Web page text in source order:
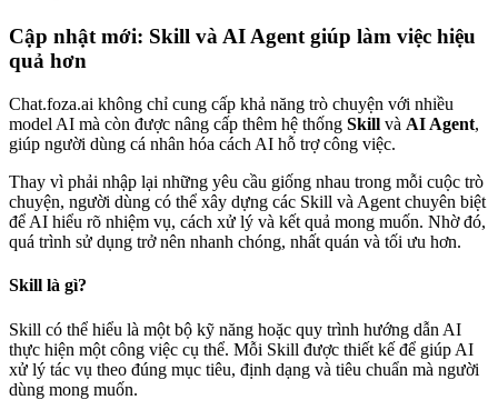
Cập nhật mới: Skill và AI Agent giúp làm việc hiệu
quả hơn
Chat.foza.ai không chỉ cung cấp khả năng trò chuyện với nhiều
model AI mà còn được nâng cấp thêm hệ thống Skill và AI Agent,
giúp người dùng cá nhân hóa cách AI hỗ trợ công việc.
Thay vì phải nhập lại những yêu cầu giống nhau trong mỗi cuộc trò
chuyện, người dùng có thể xây dựng các Skill và Agent chuyên biệt
để AI hiểu rõ nhiệm vụ, cách xử lý và kết quả mong muốn. Nhờ đó,
quá trình sử dụng trở nên nhanh chóng, nhất quán và tối ưu hơn.
Skill là gì?
Skill có thể hiểu là một bộ kỹ năng hoặc quy trình hướng dẫn AI
thực hiện một công việc cụ thể. Mỗi Skill được thiết kế để giúp AI
xử lý tác vụ theo đúng mục tiêu, định dạng và tiêu chuẩn mà người
dùng mong muốn.